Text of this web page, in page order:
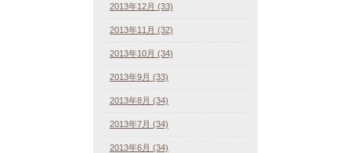
2013年12月 (33)
2013年11月 (32)
2013年10月 (34)
2013年9月 (33)
2013年8月 (34)
2013年7月 (34)
2013年6月 (34)